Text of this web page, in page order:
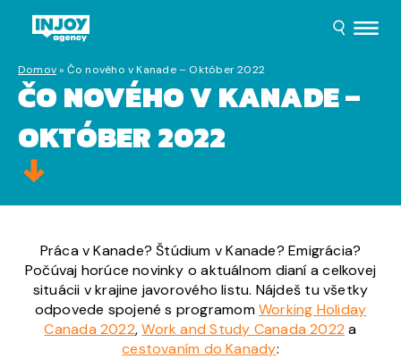
Domov» Čo nového v Kanade – Október 2022
ČO NOVÉHO V KANADE –
OKTÓBER 2022
Práca v Kanade? Štúdium v Kanade? Emigrácia?
Počúvaj horúce novinky o aktuálnom dianí a celkovej
situácii v krajine javorového listu. Nájdeš tu všetky
odpovede spojené s programomWorking Holiday
Canada 2022,Work and Study Canada 2022 a
cestovaním do Kanady: